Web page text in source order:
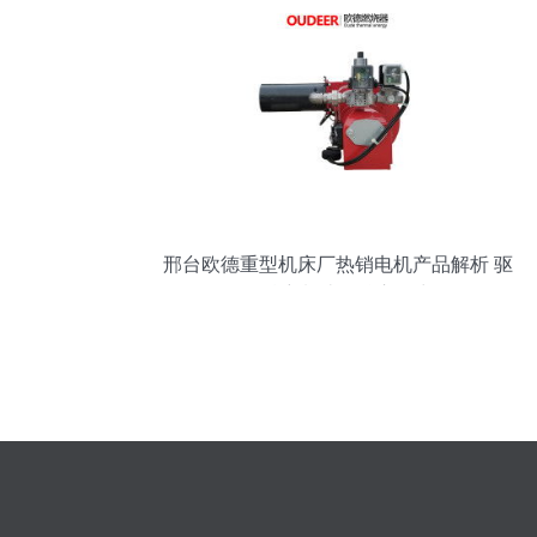
邢台欧德重型机床厂热销电机产品解析 驱